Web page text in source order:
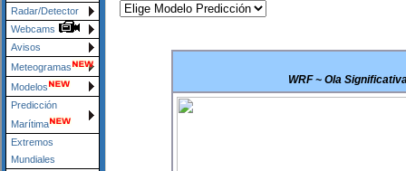
Radar/Detector
Webcams
Avisos
Meteogramas
Modelos
Predicción
Marítima
Extremos
Mundiales
WRF ~ Ola